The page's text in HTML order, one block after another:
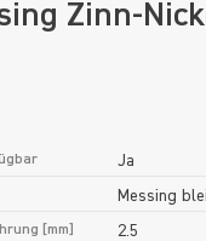
Zinn-
Ja
Messing
[mm] 2.5